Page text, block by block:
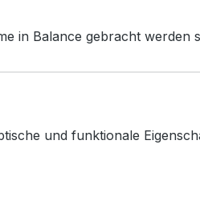
in Balance gebracht werden
und funktionale